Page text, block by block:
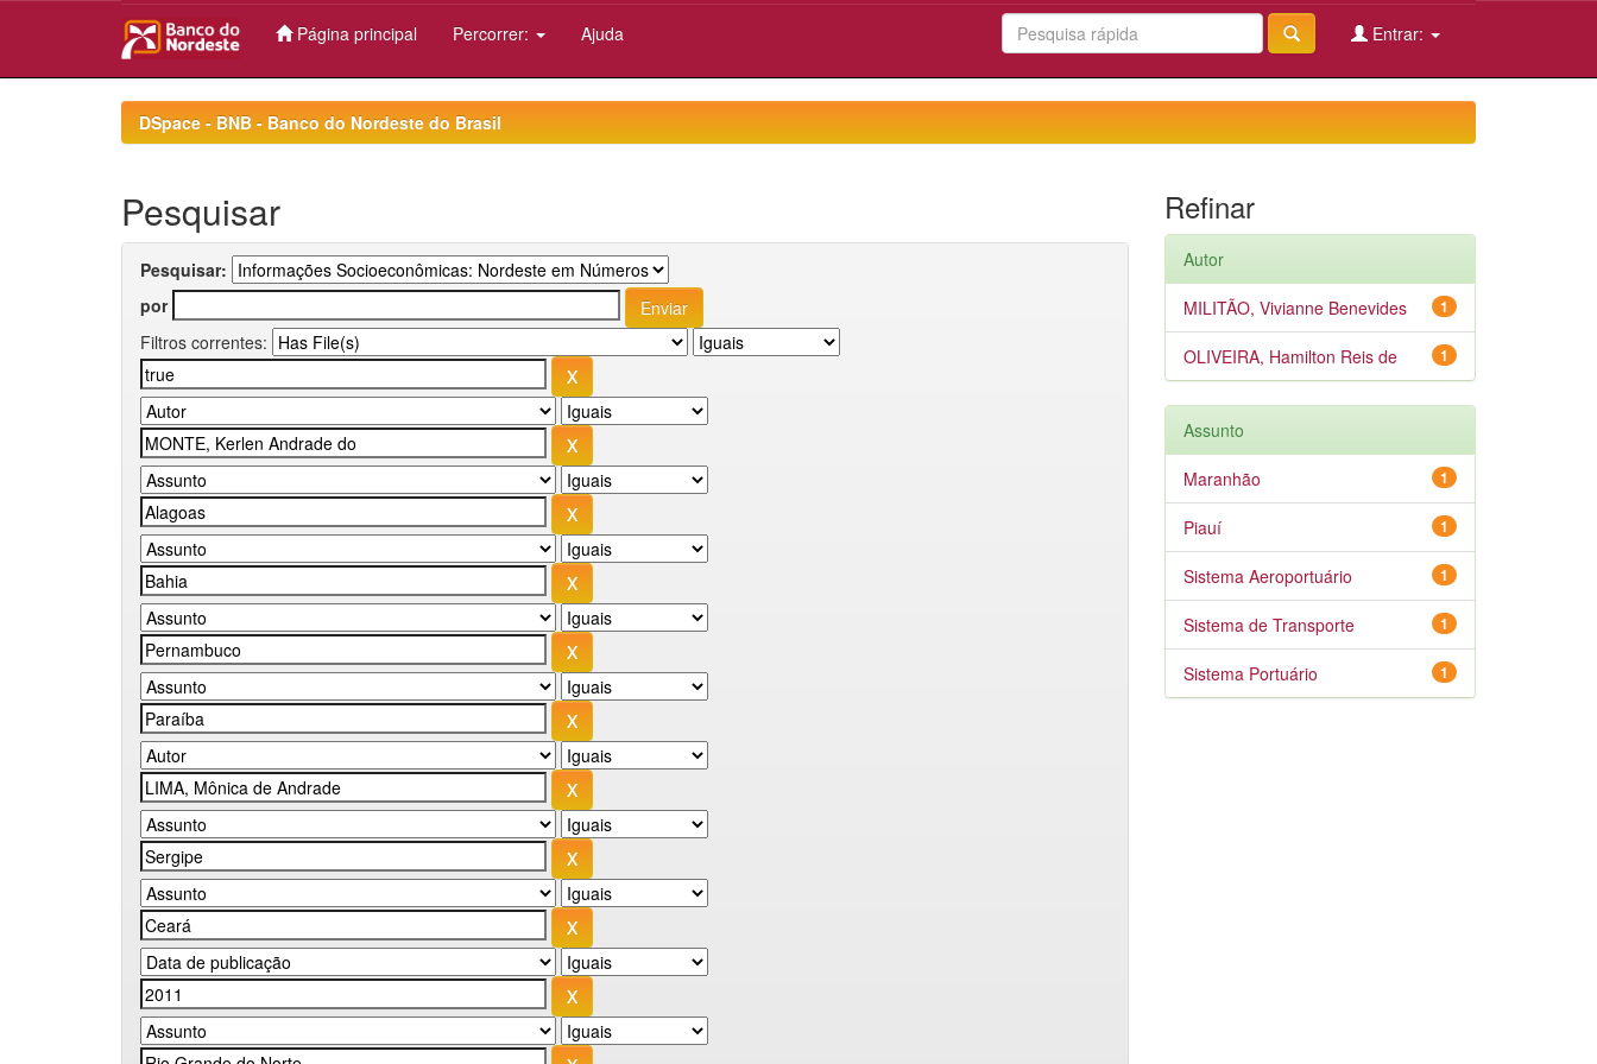
Página principal Percorrer: Ajuda Entrar:
DSpace - BNB - Banco do Nordeste do Brasil
Pesquisar
Pesquisar:
por
Filtros correntes:
Refinar
Autor
1
MILITÃO, Vivianne Benevides
1
OLIVEIRA, Hamilton Reis de
Assunto
1
Maranhão
1
Piauí
1
Sistema Aeroportuário
1
Sistema de Transporte
1
Sistema Portuário